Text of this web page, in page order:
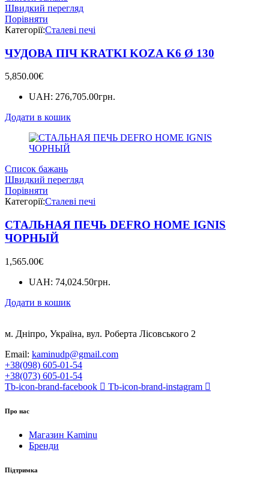
Швидкий перегляд
Порівняти
Категорії:Сталеві печі
ЧУДОВА ПІЧ KRATKI KOZA K6 Ø 130
5,850.00€
UAH: 276,705.00грн.
Додати в кошик
Список бажань
Швидкий перегляд
Порівняти
Категорії:Сталеві печі
СТАЛЬНАЯ ПЕЧЬ DEFRO HOME IGNIS
ЧОРНЫЙ
1,565.00€
UAH: 74,024.50грн.
Додати в кошик
м. Дніпро, Україна, вул. Роберта Лісовського 2
Email: kaminudp@gmail.com
+38(098) 605-01-54
+38(073) 605-01-54
Tb-icon-brand-facebook
Tb-icon-brand-instagram
Про нас
Магазин Kaminu
Бренди
Підтримка